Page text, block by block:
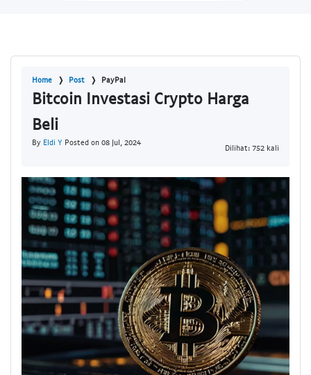
Home Post PayPal
Bitcoin Investasi Crypto Harga
Beli
By Eldi Y Posted on 08 Jul, 2024
Dilihat: 752 kali